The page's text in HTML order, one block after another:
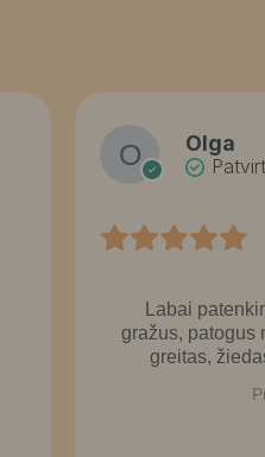
Olga
Labai
gražus, patogus
greitas,